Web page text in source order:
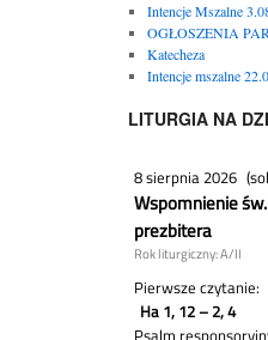
Intencje Mszalne
OGŁOSZENIA
Katecheza
Intencje mszalne
LITURGIA NA